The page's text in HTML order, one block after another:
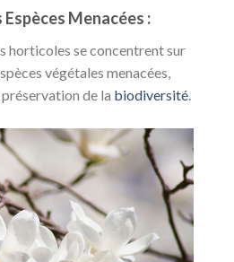
Menacées :
horticoles se concentrent sur
végétales menacées,
de la biodiversité